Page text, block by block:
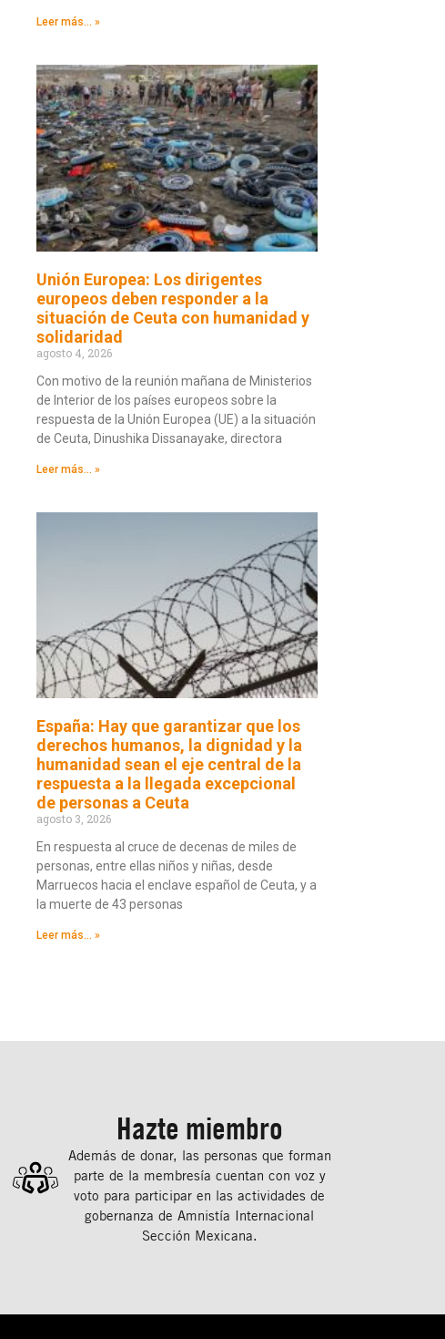
Leer más... »
Unión Europea: Los dirigentes
europeos deben responder a la
situación de Ceuta con humanidad y
solidaridad
agosto 4, 2026
Con motivo de la reunión mañana de Ministerios
de Interior de los países europeos sobre la
respuesta de la Unión Europea (UE) a la situación
de Ceuta, Dinushika Dissanayake, directora
Leer más... »
España: Hay que garantizar que los
derechos humanos, la dignidad y la
humanidad sean el eje central de la
respuesta a la llegada excepcional
de personas a Ceuta
agosto 3, 2026
En respuesta al cruce de decenas de miles de
personas, entre ellas niños y niñas, desde
Marruecos hacia el enclave español de Ceuta, y a
la muerte de 43 personas
Leer más... »
Hazte miembro
Además de donar, las personas que forman
parte de la membresía cuentan con voz y
voto para participar en las actividades de
gobernanza de Amnistía Internacional
Sección Mexicana.